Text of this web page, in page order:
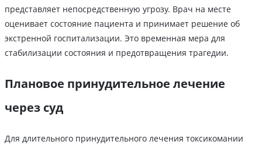
представляет непосредственную угрозу. Врач на месте
оценивает состояние пациента и принимает решение об
экстренной госпитализации. Это временная мера для
стабилизации состояния и предотвращения трагедии.
Плановое принудительное лечение
через суд
Для длительного принудительного лечения токсикомании